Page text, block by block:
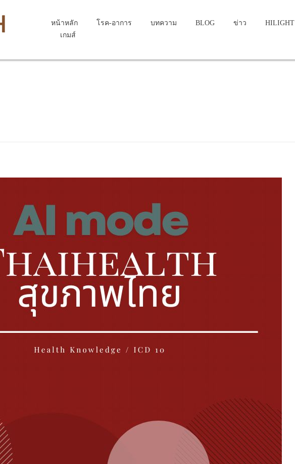
หน้าหลัก โรค-อาการ บทความ BLOG ข่าว HILIGHT
เกมส์